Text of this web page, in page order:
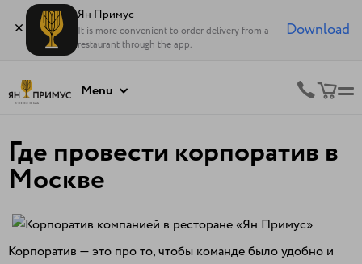
Ян Примус
It is more convenient to order delivery from a
restaurant through the app.
Download
Menu
Где провести корпоратив в
Москве
Корпоратив — это про то, чтобы команде было удобно и